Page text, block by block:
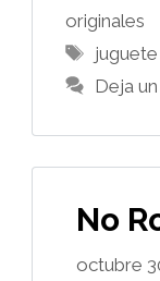
originales
juguete
Deja
No
octubre